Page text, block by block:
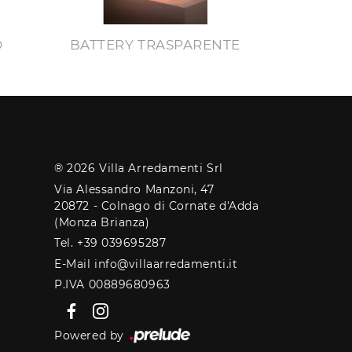
BATTERY TRASPARENTE
® 2026 Villa Arredamenti Srl
Via Alessandro Manzoni, 47
20872 - Colnago di Cornate d'Adda
(Monza Brianza)
Tel. +39 039695287
E-Mail info@villaarredamenti.it
P.IVA 00889680963
Powered by